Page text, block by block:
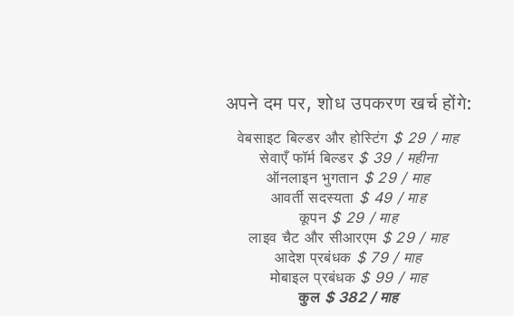
अपने दम पर, शोध उपकरण खर्च होंगे:
वेबसाइट बिल्डर और होस्टिंग $ 29 / माह
सेवाएँ फॉर्म बिल्डर $ 39 / महीना
ऑनलाइन भुगतान $ 29 / माह
आवर्ती सदस्यता $ 49 / माह
कूपन $ 29 / माह
लाइव चैट और सीआरएम $ 29 / माह
आदेश प्रबंधक $ 79 / माह
मोबाइल प्रबंधक $ 99 / माह
कुल $ 382 / माह